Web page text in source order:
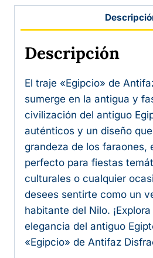
Descripción
El traje «Egipcio» de
sumerge en la antigua y
civilización del antiguo
auténticos y un diseño
grandeza de los faraones,
perfecto para fiestas
culturales o cualquier
desees sentirte como un
habitante del Nilo.
elegancia del antiguo
«Egipcio» de Antifaz